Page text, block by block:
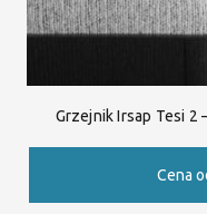
Grzejnik Irsap Tesi 2
Cena